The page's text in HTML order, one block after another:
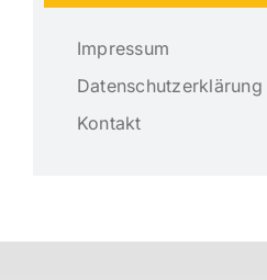
Impressum
Datenschutzerklärung
Kontakt